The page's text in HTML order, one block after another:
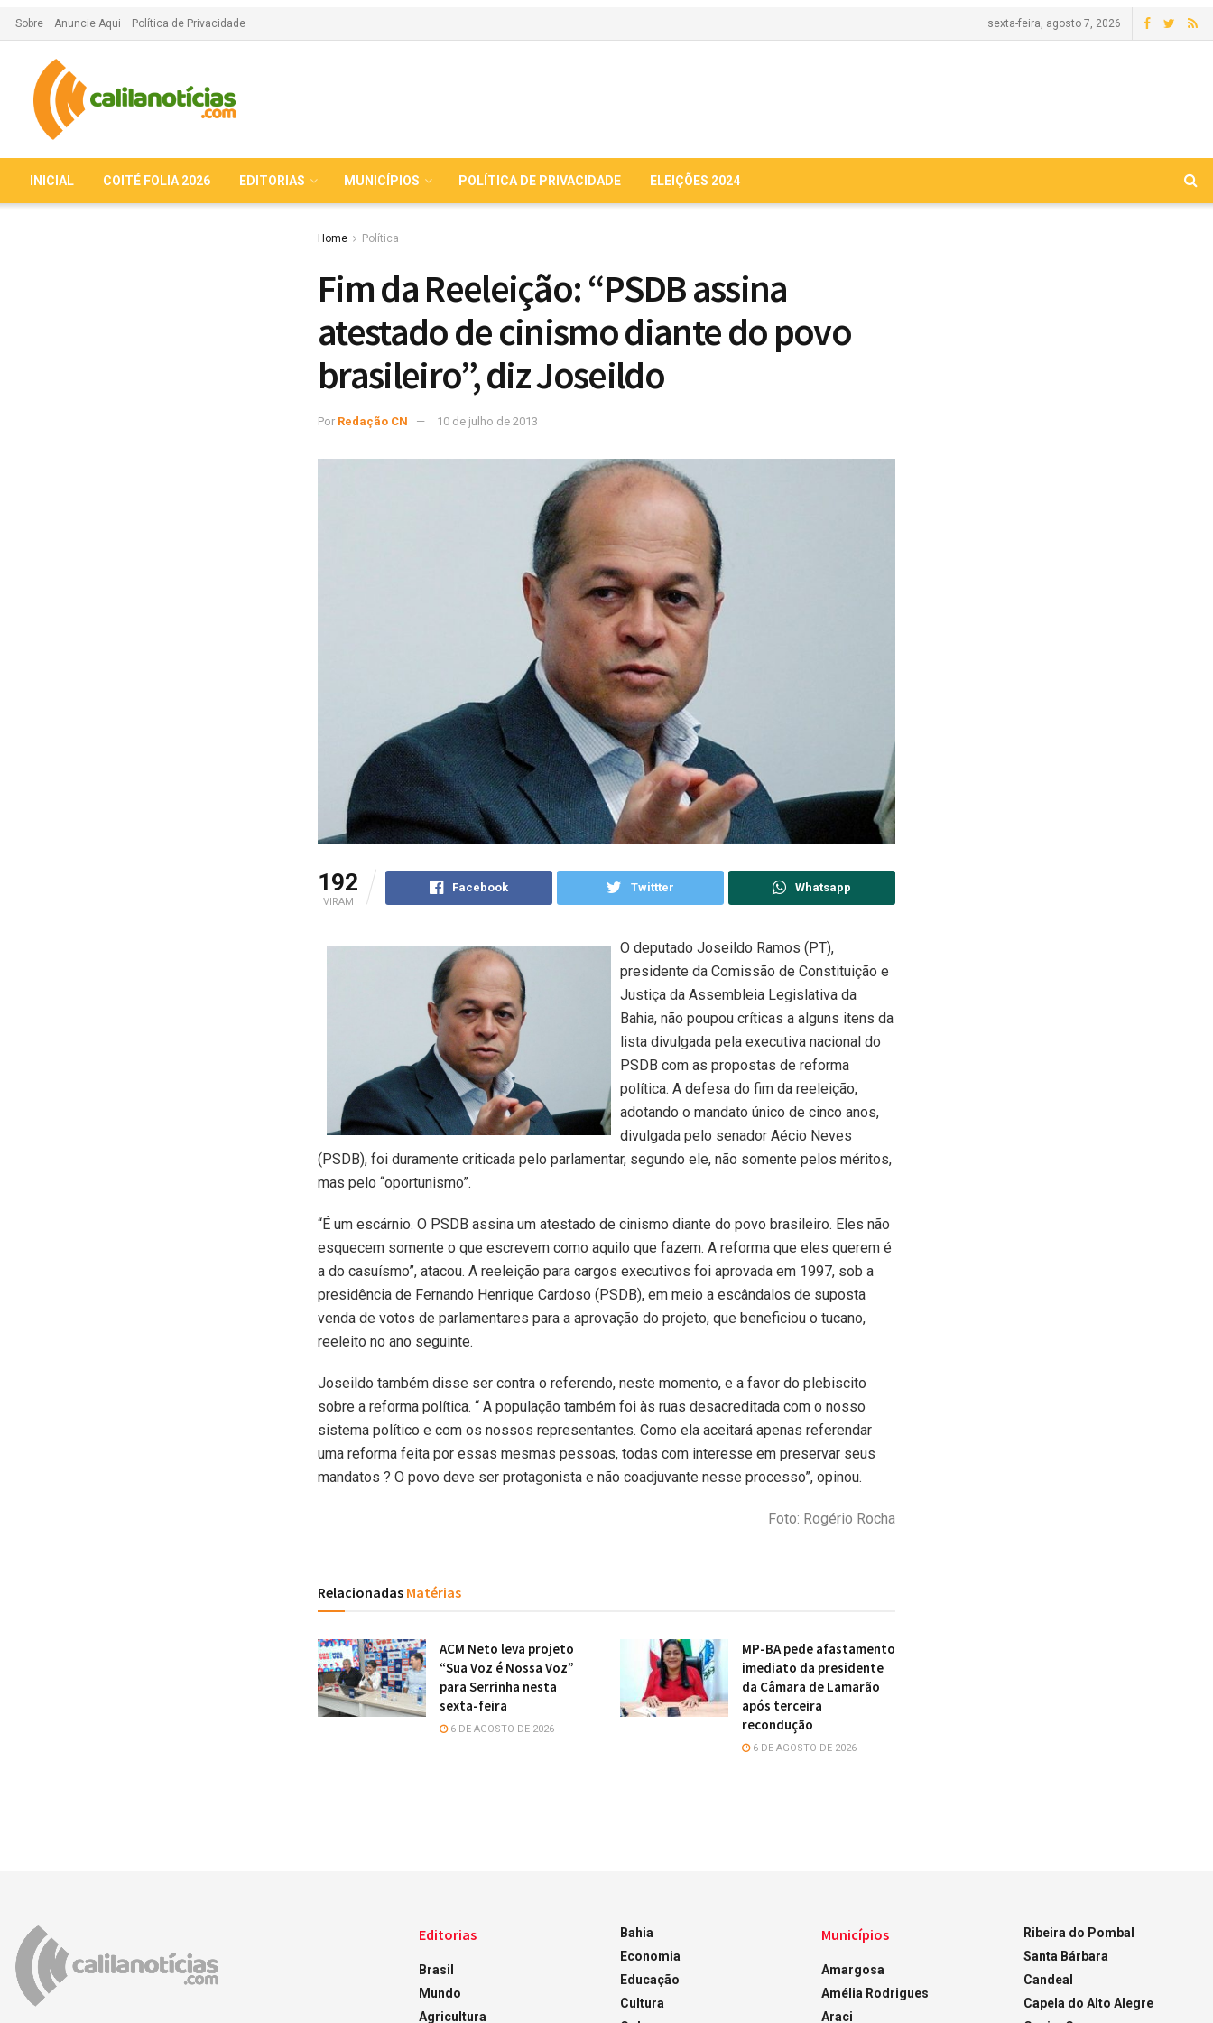
Sobre Anuncie Aqui Política de Privacidade sexta-feira, agosto 7, 2026
INICIAL COITÉ FOLIA 2026 EDITORIAS MUNICÍPIOS POLÍTICA DE PRIVACIDADE ELEIÇÕES 2024
Home Política
Fim da Reeleição: “PSDB assina
atestado de cinismo diante do povo
brasileiro”, diz Joseildo
Por Redação CN 10 de julho de 2013
192
VIRAM
Facebook Twittter Whatsapp
O deputado Joseildo Ramos (PT),
presidente da Comissão de Constituição e
Justiça da Assembleia Legislativa da
Bahia, não poupou críticas a alguns itens da
lista divulgada pela executiva nacional do
PSDB com as propostas de reforma
política. A defesa do fim da reeleição,
adotando o mandato único de cinco anos,
divulgada pelo senador Aécio Neves
(PSDB), foi duramente criticada pelo parlamentar, segundo ele, não somente pelos méritos,
mas pelo “oportunismo”.
“É um escárnio. O PSDB assina um atestado de cinismo diante do povo brasileiro. Eles não
esquecem somente o que escrevem como aquilo que fazem. A reforma que eles querem é
a do casuísmo”, atacou. A reeleição para cargos executivos foi aprovada em 1997, sob a
presidência de Fernando Henrique Cardoso (PSDB), em meio a escândalos de suposta
venda de votos de parlamentares para a aprovação do projeto, que beneficiou o tucano,
reeleito no ano seguinte.
Joseildo também disse ser contra o referendo, neste momento, e a favor do plebiscito
sobre a reforma política. “ A população também foi às ruas desacreditada com o nosso
sistema político e com os nossos representantes. Como ela aceitará apenas referendar
uma reforma feita por essas mesmas pessoas, todas com interesse em preservar seus
mandatos ? O povo deve ser protagonista e não coadjuvante nesse processo”, opinou.
Foto: Rogério Rocha
Relacionadas Matérias
ACM Neto leva projeto
“Sua Voz é Nossa Voz”
para Serrinha nesta
sexta-feira
6 DE AGOSTO DE 2026
MP-BA pede afastamento
imediato da presidente
da Câmara de Lamarão
após terceira
recondução
6 DE AGOSTO DE 2026
Editorias
Brasil
Mundo
Agricultura
Bahia
Economia
Educação
Cultura
Municípios
Amargosa
Amélia Rodrigues
Araci
Ribeira do Pombal
Santa Bárbara
Candeal
Capela do Alto Alegre